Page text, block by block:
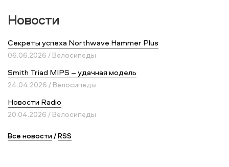
Новости
Секреты успеха Northwave Hammer Plus
06.06.2026 / Велосипеды
Smith Triad MIPS – удачная модель
24.04.2026 / Велосипеды
Новости Radio
20.04.2026 / Велосипеды
Все новости/RSS